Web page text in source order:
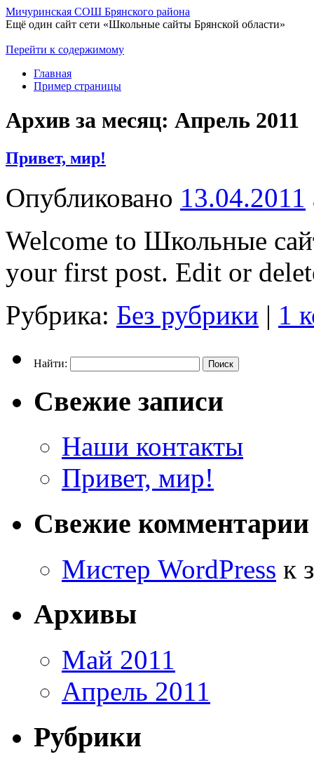
Мичуринская СОШ Брянского района
Ещё один сайт сети «Школьные сайты Брянской области»
Перейти к содержимому
Главная
Пример страницы
Архив за месяц: Апрель 2011
Привет, мир!
Опубликовано 13.04.2011
Welcome to Школьные
your first post. Edit or
Рубрика: Без рубрики | 1
Найти:
Свежие записи
Наши контакты
Привет, мир!
Свежие комментарии
Мистер WordPress к
Архивы
Май 2011
Апрель 2011
Рубрики